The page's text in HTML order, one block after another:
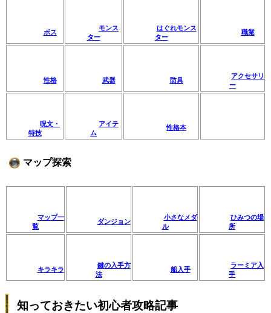
ボス
モンス
ター
はぐれモンス
ター
職業
性格 武器 防具
アクセサリ
ー
呪文・
特技
アイテ
ム
性格本
マップ探索
マップ一
覧
ダンジョン
小さなメダ
ル
ひみつの場
所
キラキラ
鍵の入手方
法
船入手
ラーミア入
手
知っておきたい初心者攻略記事